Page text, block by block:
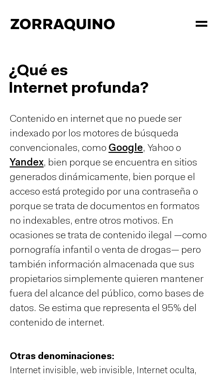
¿Qué es
Internet profunda?
Contenido en internet que no puede ser
indexado por los motores de búsqueda
convencionales, como Google, Yahoo o
Yandex, bien porque se encuentra en sitios
generados dinámicamente, bien porque el
acceso está protegido por una contraseña o
porque se trata de documentos en formatos
no indexables, entre otros motivos. En
ocasiones se trata de contenido ilegal —como
pornografía infantil o venta de drogas— pero
también información almacenada que sus
propietarios simplemente quieren mantener
fuera del alcance del público, como bases de
datos. Se estima que representa el 95% del
contenido de internet.
Otras denominaciones:
Internet invisible, web invisible, Internet oculta,